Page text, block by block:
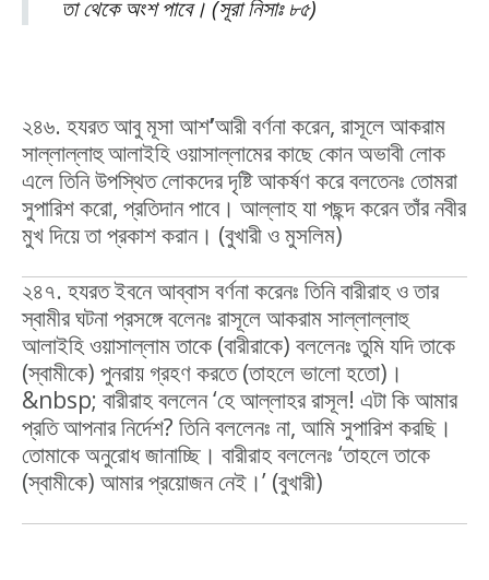
তা থেকে অংশ পাবে। (সূরা নিসাঃ ৮৫)
২৪৬. হযরত আবু মূসা আশ’আরী বর্ণনা করেন, রাসূলে আকরাম
সাল্লাল্লাহু আলাইহি ওয়াসাল্লামের কাছে কোন অভাবী লোক
এলে তিনি উপস্থিত লোকদের দৃষ্টি আকর্ষণ করে বলতেনঃ তোমরা
সুপারিশ করো, প্রতিদান পাবে। আল্লাহ যা পছন্দ করেন তাঁর নবীর
মুখ দিয়ে তা প্রকাশ করান। (বুখারী ও মুসলিম)
২৪৭. হযরত ইবনে আব্বাস বর্ণনা করেনঃ তিনি বারীরাহ ও তার
স্বামীর ঘটনা প্রসঙ্গে বলেনঃ রাসূলে আকরাম সাল্লাল্লাহু
আলাইহি ওয়াসাল্লাম তাকে (বারীরাকে) বললেনঃ তুমি যদি তাকে
(স্বামীকে) পুনরায় গ্রহণ করতে (তাহলে ভালো হতো)।
&nbsp; বারীরাহ বললেন ‘হে আল্লাহর রাসূল! এটা কি আমার
প্রতি আপনার নির্দেশ? তিনি বললেনঃ না, আমি সুপারিশ করছি।
তোমাকে অনুরোধ জানাচ্ছি। বারীরাহ বললেনঃ ‘তাহলে তাকে
(স্বামীকে) আমার প্রয়োজন নেই।’ (বুখারী)